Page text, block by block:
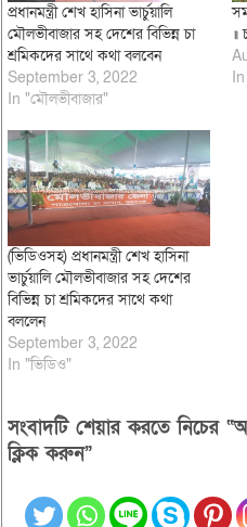
প্রধানমন্ত্রী শেখ হাসিনা ভার্চুয়ালি
মৌলভীবাজার সহ দেশের বিভিন্ন চা
শ্রমিকদের সাথে কথা বলবেন
September 3, 2022
In "মৌলভীবাজার"
॥
(ভিডিওসহ) প্রধানমন্ত্রী শেখ হাসিনা
ভার্চুয়ালি মৌলভীবাজার সহ দেশের
বিভিন্ন চা শ্রমিকদের সাথে কথা
বললেন
September 3, 2022
In "ভিডিও"
সংবাদটি শেয়ার করতে নিচের
ক্লিক করুন”